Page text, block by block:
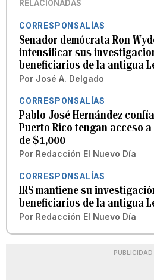
RELACIONADAS
CORRESPONSALÍAS
Senador demócrata Ron
intensificar sus
beneficiarios de la antigua
Por José A. Delgado
CORRESPONSALÍAS
Pablo José Hernández
Puerto Rico tengan acceso
de $1,000
Por Redacción El Nuevo Día
CORRESPONSALÍAS
IRS mantiene su
beneficiarios de la antigua
Por Redacción El Nuevo Día
PUBLICIDAD